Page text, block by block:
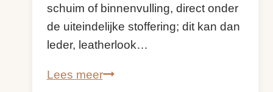
schuim of binnenvulling, direct onder
de uiteindelijke stoffering; dit kan dan
leder, leatherlook…
Lees meerDacron,